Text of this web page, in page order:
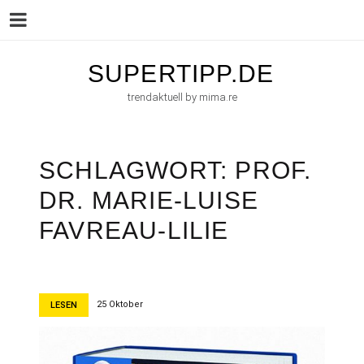
SUPERTIPP.DE
trendaktuell by mima.re
SCHLAGWORT: PROF.
DR. MARIE-LUISE
FAVREAU-LILIE
LESEN 25 Oktober
Menu